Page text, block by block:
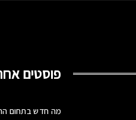
פוסטים
מה חדש בתחום